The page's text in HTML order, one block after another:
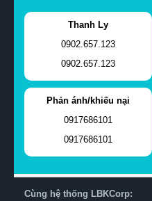
Thanh Ly
0902.657.123
0902.657.123
Phản ánh/khiếu nại
0917686101
0917686101
Cùng hệ thống LBKCorp: